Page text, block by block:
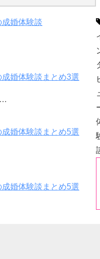
成婚体験談
成婚体験談まとめ3選
…
成婚体験談まとめ5選
成婚体験談まとめ5選